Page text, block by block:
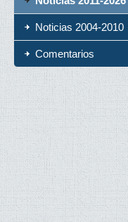
Noticias 2004-2010
Comentarios